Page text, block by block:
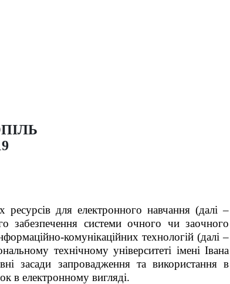
для електронного навчання (далі –
забезпечення системи очного чи заочного
комунікаційних технологій (далі –
технічному університеті імені Івана
засади запровадження та використання в
в електронному вигляді.